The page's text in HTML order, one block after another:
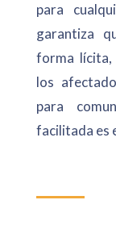
para
garantiza
forma lícita,
los
para
facilitada es